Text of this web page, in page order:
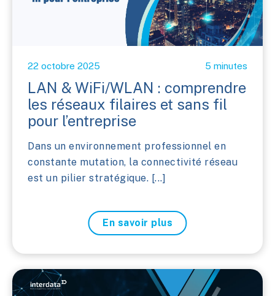
22 octobre 2025 5 minutes
LAN & WiFi/WLAN : comprendre
les réseaux filaires et sans fil
pour l’entreprise
Dans un environnement professionnel en
constante mutation, la connectivité réseau
est un pilier stratégique. [...]
En savoir plus